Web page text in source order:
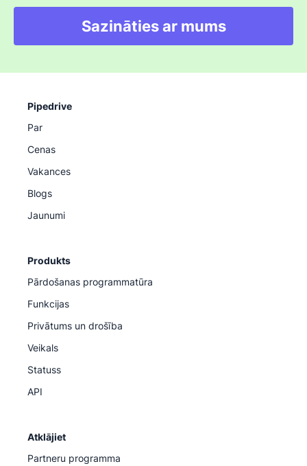
Sazināties ar mums
Pipedrive
Par
Cenas
Vakances
Blogs
Jaunumi
Produkts
Pārdošanas programmatūra
Funkcijas
Privātums un drošība
Veikals
Statuss
API
Atklājiet
Partneru programma